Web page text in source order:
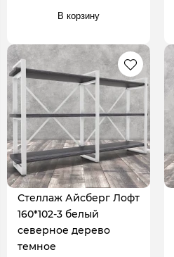
В корзину
Стеллаж Айсберг Лофт
160*102-3 белый
северное дерево
темное